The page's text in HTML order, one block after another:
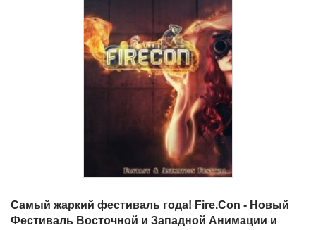
Самый жаркий фестиваль года! Fire.Con - Новый
Фестиваль Восточной и Западной Анимации и